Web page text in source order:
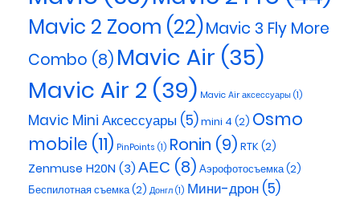
Mavic 2 Zoom (22)Mavic 3 Fly More
Combo (8) Mavic Air (35)
Mavic Air 2 (39) Mavic Air аксессуары (1)
Mavic Mini Аксессуары (5)mini 4 (2) Osmo
mobile (11) PinPoints (1) Ronin (9) RTK (2)
Zenmuse H20N (3) АЕС (8) Аэрофотосъемка(2)
Беспилотная съемка(2) Донгл (1) Мини-дрон (5)